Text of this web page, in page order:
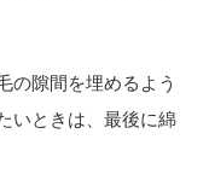
の隙間を埋めるよう
いときは、最後に綿